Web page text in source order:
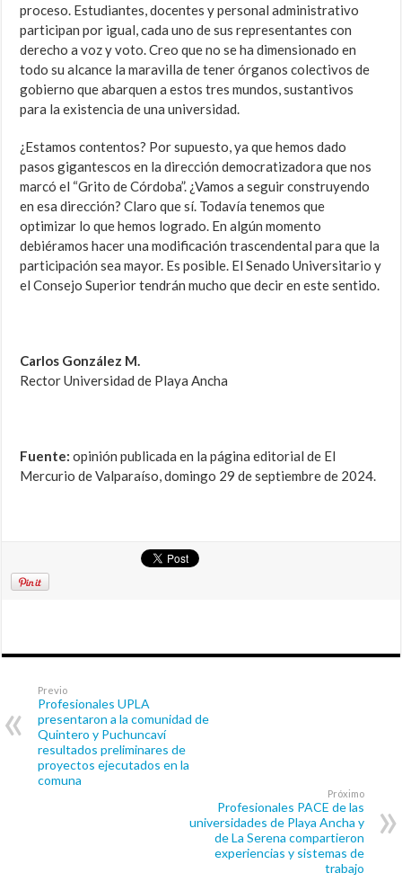
proceso. Estudiantes, docentes y personal administrativo
participan por igual, cada uno de sus representantes con
derecho a voz y voto. Creo que no se ha dimensionado en
todo su alcance la maravilla de tener órganos colectivos de
gobierno que abarquen a estos tres mundos, sustantivos
para la existencia de una universidad.
¿Estamos contentos? Por supuesto, ya que hemos dado
pasos gigantescos en la dirección democratizadora que nos
marcó el “Grito de Córdoba”. ¿Vamos a seguir construyendo
en esa dirección? Claro que sí. Todavía tenemos que
optimizar lo que hemos logrado. En algún momento
debiéramos hacer una modificación trascendental para que la
participación sea mayor. Es posible. El Senado Universitario y
el Consejo Superior tendrán mucho que decir en este sentido.
Carlos González M.
Rector Universidad de Playa Ancha
Fuente: opinión publicada en la página editorial de El
Mercurio de Valparaíso, domingo 29 de septiembre de 2024.
Previo
Profesionales UPLA
presentaron a la comunidad de
Quintero y Puchuncaví
resultados preliminares de
proyectos ejecutados en la
comuna
Próximo
Profesionales PACE de las
universidades de Playa Ancha y
de La Serena compartieron
experiencias y sistemas de
trabajo